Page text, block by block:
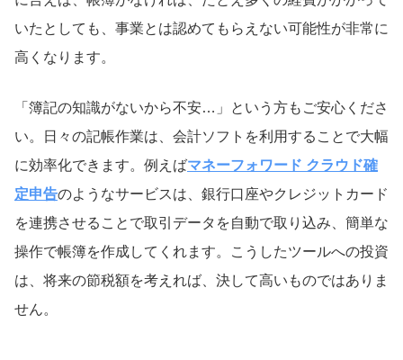
いたとしても、事業とは認めてもらえない可能性が非常に
高くなります。
「簿記の知識がないから不安…」という方もご安心くださ
い。日々の記帳作業は、会計ソフトを利用することで大幅
に効率化できます。例えばマネーフォワード クラウド確
定申告のようなサービスは、銀行口座やクレジットカード
を連携させることで取引データを自動で取り込み、簡単な
操作で帳簿を作成してくれます。こうしたツールへの投資
は、将来の節税額を考えれば、決して高いものではありま
せん。